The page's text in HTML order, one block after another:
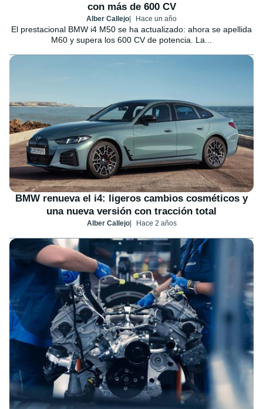
con más de 600 CV
Alber Callejo Hace un año
El prestacional BMW i4 M50 se ha actualizado: ahora se apellida
M60 y supera los 600 CV de potencia. La...
BMW renueva el i4: ligeros cambios cosméticos y
una nueva versión con tracción total
Alber Callejo Hace 2 años